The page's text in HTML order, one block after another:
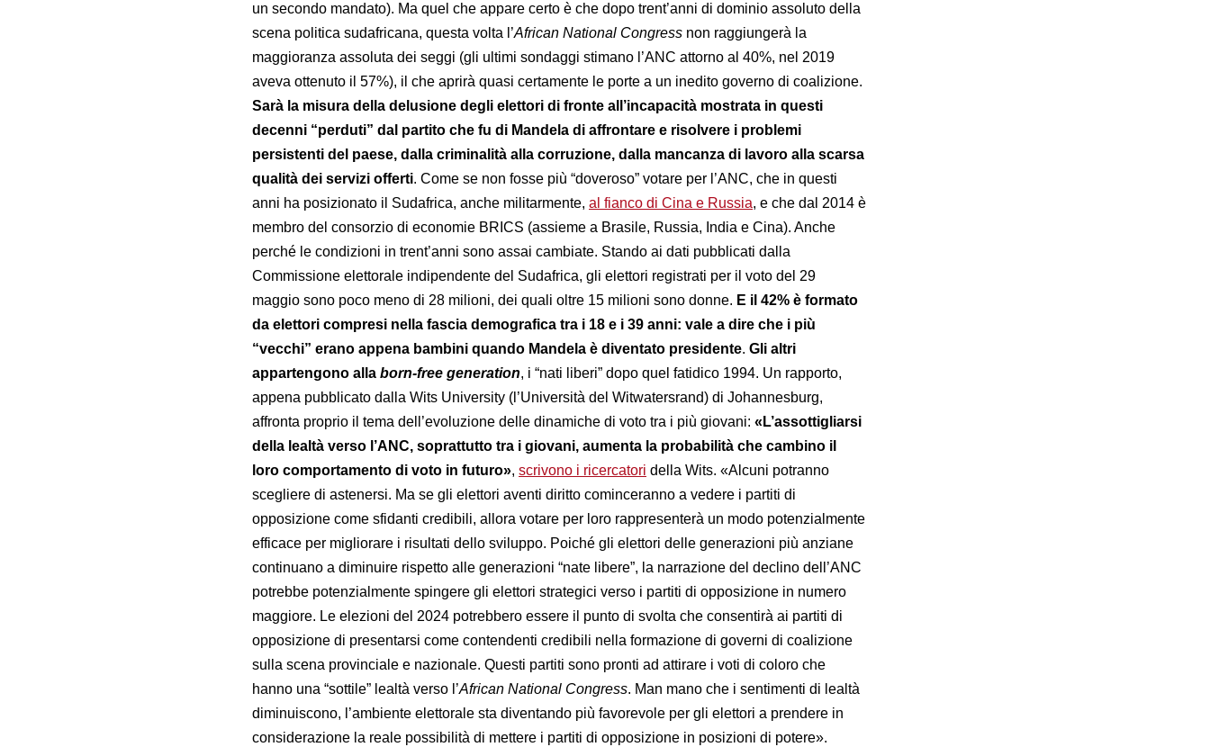
un secondo mandato). Ma quel che appare certo è che dopo trent’anni di dominio assoluto della
scena politica sudafricana, questa volta l’African National Congress non raggiungerà la
maggioranza assoluta dei seggi (gli ultimi sondaggi stimano l’ANC attorno al 40%, nel 2019
aveva ottenuto il 57%), il che aprirà quasi certamente le porte a un inedito governo di coalizione.
Sarà la misura della delusione degli elettori di fronte all’incapacità mostrata in questi
decenni “perduti” dal partito che fu di Mandela di affrontare e risolvere i problemi
persistenti del paese, dalla criminalità alla corruzione, dalla mancanza di lavoro alla scarsa
qualità dei servizi offerti. Come se non fosse più “doveroso” votare per l’ANC, che in questi
anni ha posizionato il Sudafrica, anche militarmente, al fianco di Cina e Russia, e che dal 2014 è
membro del consorzio di economie BRICS (assieme a Brasile, Russia, India e Cina). Anche
perché le condizioni in trent’anni sono assai cambiate. Stando ai dati pubblicati dalla
Commissione elettorale indipendente del Sudafrica, gli elettori registrati per il voto del 29
maggio sono poco meno di 28 milioni, dei quali oltre 15 milioni sono donne. E il 42% è formato
da elettori compresi nella fascia demografica tra i 18 e i 39 anni: vale a dire che i più
“vecchi” erano appena bambini quando Mandela è diventato presidente. Gli altri
appartengono alla born-free generation, i “nati liberi” dopo quel fatidico 1994. Un rapporto,
appena pubblicato dalla Wits University (l’Università del Witwatersrand) di Johannesburg,
affronta proprio il tema dell’evoluzione delle dinamiche di voto tra i più giovani: «L’assottigliarsi
della lealtà verso l’ANC, soprattutto tra i giovani, aumenta la probabilità che cambino il
loro comportamento di voto in futuro», scrivono i ricercatori della Wits. «Alcuni potranno
scegliere di astenersi. Ma se gli elettori aventi diritto cominceranno a vedere i partiti di
opposizione come sfidanti credibili, allora votare per loro rappresenterà un modo potenzialmente
efficace per migliorare i risultati dello sviluppo. Poiché gli elettori delle generazioni più anziane
continuano a diminuire rispetto alle generazioni “nate libere”, la narrazione del declino dell’ANC
potrebbe potenzialmente spingere gli elettori strategici verso i partiti di opposizione in numero
maggiore. Le elezioni del 2024 potrebbero essere il punto di svolta che consentirà ai partiti di
opposizione di presentarsi come contendenti credibili nella formazione di governi di coalizione
sulla scena provinciale e nazionale. Questi partiti sono pronti ad attirare i voti di coloro che
hanno una “sottile” lealtà verso l’African National Congress. Man mano che i sentimenti di lealtà
diminuiscono, l’ambiente elettorale sta diventando più favorevole per gli elettori a prendere in
considerazione la reale possibilità di mettere i partiti di opposizione in posizioni di potere».